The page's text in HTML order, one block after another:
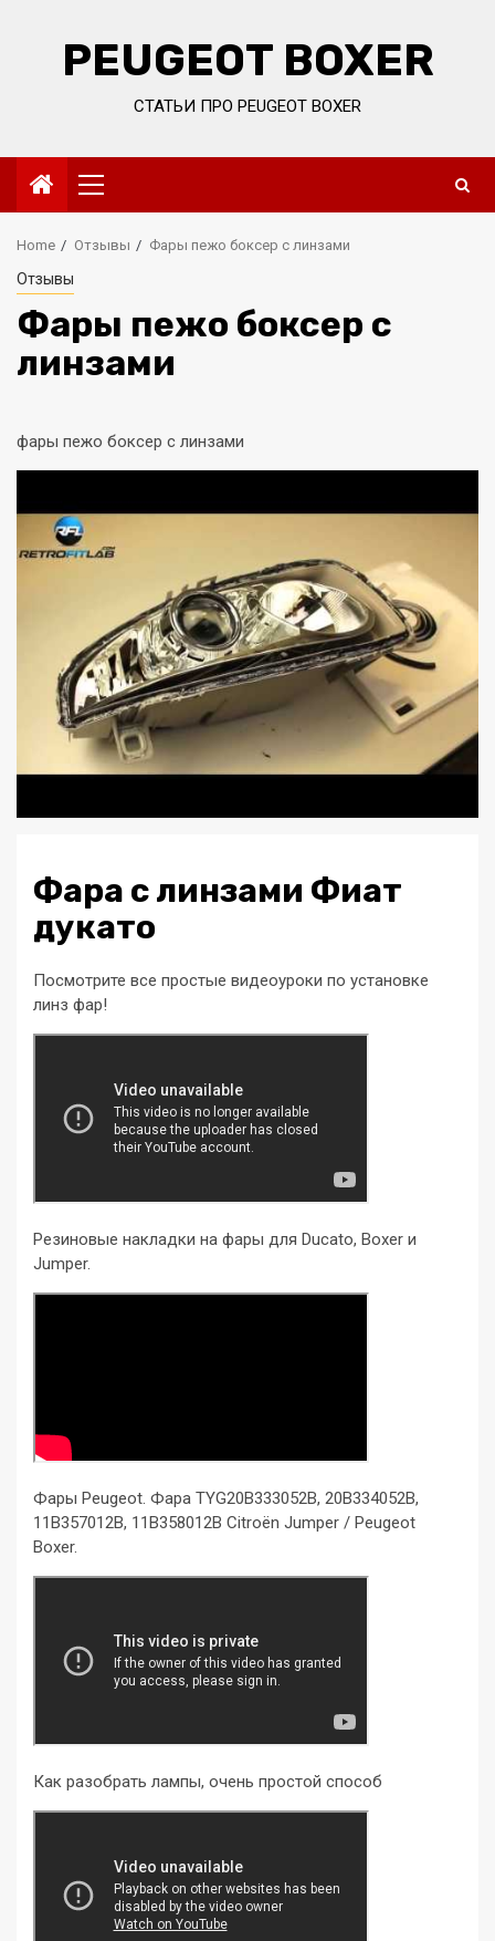
PEUGEOT BOXER
СТАТЬИ ПРО PEUGEOT BOXER
Primary
Menu
Home Отзывы Фары пежо боксер с линзами
Отзывы
Фары пежо боксер с
линзами
фары пежо боксер с линзами
Фара с линзами Фиат
дукато
Посмотрите все простые видеоуроки по установке
линз фар!
Резиновые накладки на фары для Ducato, Boxer и
Jumper.
Фары Peugeot. Фара TYG20B333052B, 20B334052B,
11B357012B, 11B358012B Citroën Jumper / Peugeot
Boxer.
Как разобрать лампы, очень простой способ